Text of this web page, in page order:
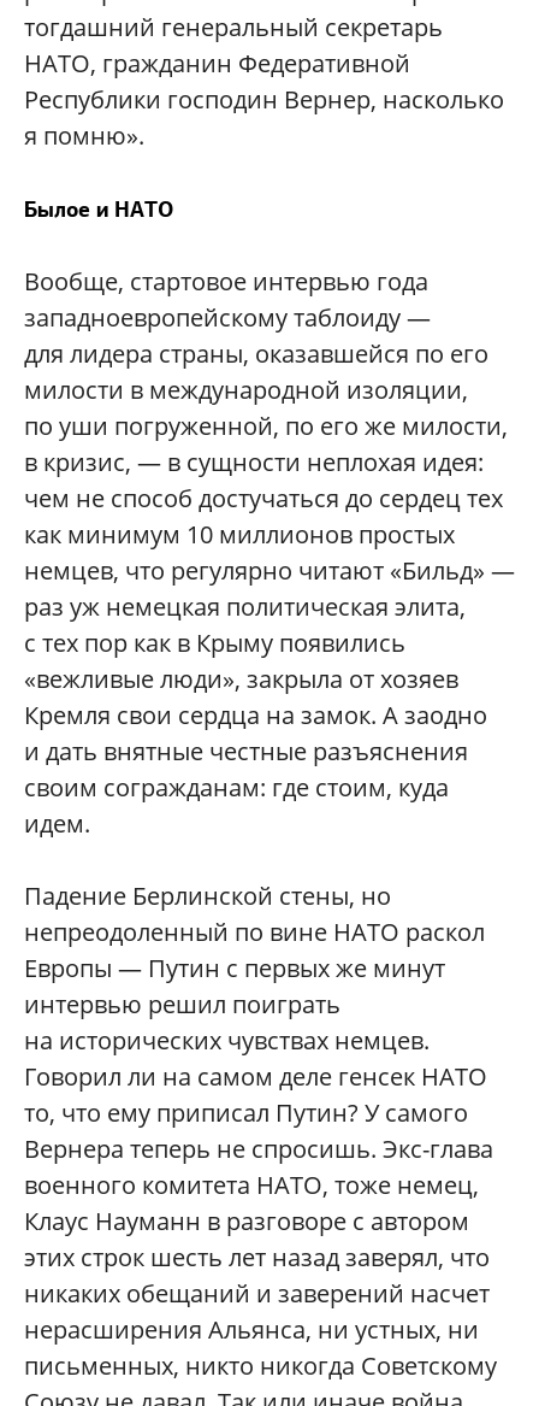
тогдашний генеральный секретарь
НАТО, гражданин Федеративной
Республики господин Вернер, насколько
я помню».
Былое и НАТО
Вообще, стартовое интервью года
западноевропейскому таблоиду —
для лидера страны, оказавшейся по его
милости в международной изоляции,
по уши погруженной, по его же милости,
в кризис, — в сущности неплохая идея:
чем не способ достучаться до сердец тех
как минимум 10 миллионов простых
немцев, что регулярно читают «Бильд» —
раз уж немецкая политическая элита,
с тех пор как в Крыму появились
«вежливые люди», закрыла от хозяев
Кремля свои сердца на замок. А заодно
и дать внятные честные разъяснения
своим согражданам: где стоим, куда
идем.
Падение Берлинской стены, но
непреодоленный по вине НАТО раскол
Европы — Путин с первых же минут
интервью решил поиграть
на исторических чувствах немцев.
Говорил ли на самом деле генсек НАТО
то, что ему приписал Путин? У самого
Вернера теперь не спросишь. Экс-глава
военного комитета НАТО, тоже немец,
Клаус Науманн в разговоре с автором
этих строк шесть лет назад заверял, что
никаких обещаний и заверений насчет
нерасширения Альянса, ни устных, ни
письменных, никто никогда Советскому